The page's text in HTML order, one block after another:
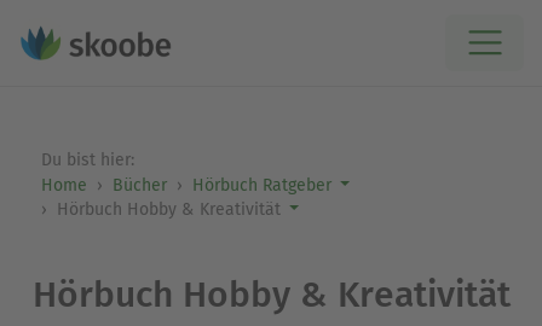
Du bist hier:
Home
Bücher
Hörbuch Ratgeber
Hörbuch Hobby & Kreativität
Hörbuch Hobby & Kreativität